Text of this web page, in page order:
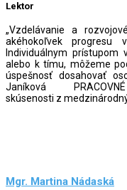
Lektor
„Vzdelávanie a
akéhokoľvek progresu
Individuálnym prístupom
alebo k tímu, môžeme
úspešnosť dosahovať
Janíková PRACOVNÉ
skúsenosti z
Mgr. Martina Nádaská